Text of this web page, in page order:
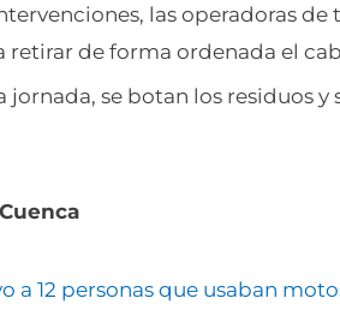
las operadoras
retirar de forma ordenada el
jornada, se botan los residuos y
a 12 personas que usaban